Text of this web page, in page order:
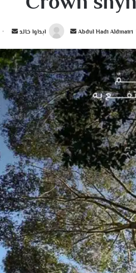
Abdul Hadi Aldmairi
أ
س
ل
ب
ر
ي
د
إ
ل
ك
ت
ر
و
ن
ي
ا
ابداوا خالد
أ
س
ل
ب
ر
ي
د
ا
إ
ل
ك
ت
ر
و
ن
ي
ا